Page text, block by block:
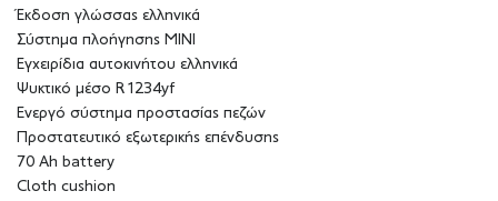
Έκδοση γλώσσας ελληνικά
Σύστημα πλοήγησης MINI
Εγχειρίδια αυτοκινήτου ελληνικά
Ψυκτικό μέσο R1234yf
Ενεργό σύστημα προστασίας πεζών
Προστατευτικό εξωτερικής επένδυσης
70 Ah battery
Cloth cushion